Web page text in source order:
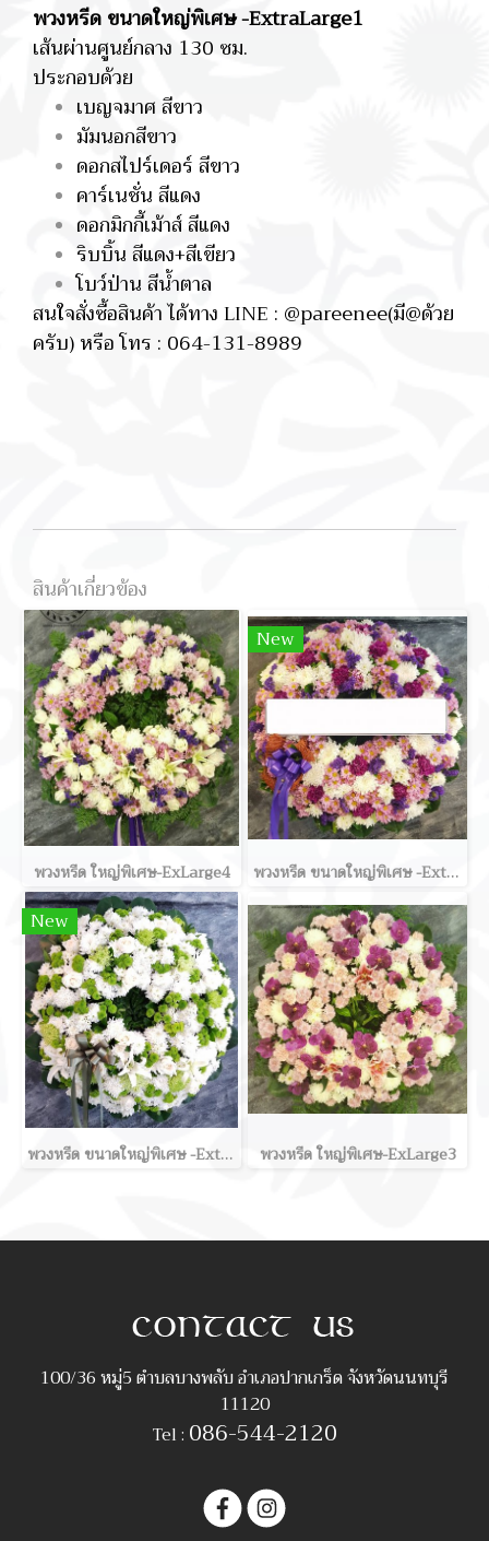
พวงหรีด ขนาดใหญ่พิเศษ -ExtraLarge1
เส้นผ่านศูนย์กลาง 130 ซม.
ประกอบด้วย
เบญจมาศ สีขาว
มัมนอกสีขาว
ดอกสไปร์เดอร์ สีขาว
คาร์เนชั่น สีแดง
ดอกมิกกี้เม้าส์ สีแดง
ริบบิ้น สีแดง+สีเขียว
โบว์ป่าน สีน้ำตาล
สนใจสั่งซื้อสินค้า ได้ทาง LINE : @pareenee(มี@ด้วย
ครับ) หรือ โทร : 064-131-8989
สินค้าเกี่ยวข้อง
พวงหรีด ใหญ่พิเศษ-ExLarge4
New
พวงหรีด ขนาดใหญ่พิเศษ -ExtraLarge8
New
พวงหรีด ขนาดใหญ่พิเศษ -ExtraLarge7 พวงหรีด ใหญ่พิเศษ-ExLarge3
100/36 หมู่5 ตำบลบางพลับ อำเภอปากเกร็ด จังหวัดนนทบุรี
11120
Tel : 086-544-2120